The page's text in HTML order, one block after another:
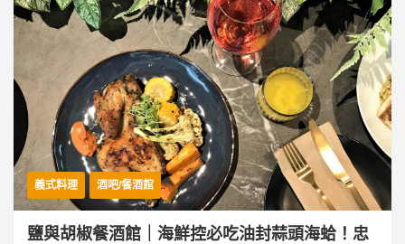
義式料理 酒吧/餐酒館
鹽與胡椒餐酒館｜海鮮控必吃油封蒜頭海蛤！忠